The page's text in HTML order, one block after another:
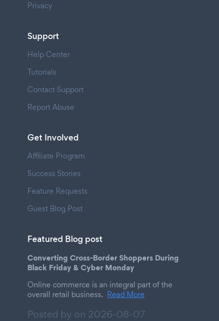
Privacy
Support
Help Center
Tutorials
Contact Support
Report Abuse
Get Involved
Affiliate Program
Success Stories
Feature Requests
Guest Blog Post
Featured Blog post
Converting Cross-Border Shoppers During
Black Friday & Cyber Monday
Online commerce is an integral part of the
overall retail business. Read More
Posted by on 2026-08-07